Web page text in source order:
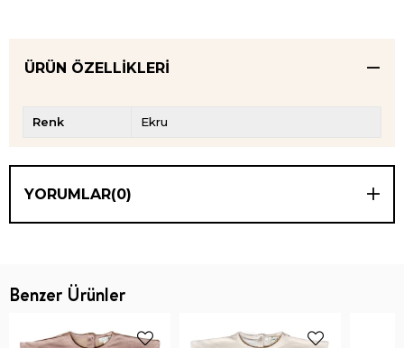
ÜRÜN ÖZELLIKLERI
Renk Ekru
YORUMLAR(0)
Benzer Ürünler